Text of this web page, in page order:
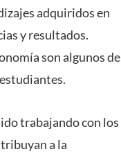
adquiridos en
y resultados.
son algunos de
trabajando con los
a la